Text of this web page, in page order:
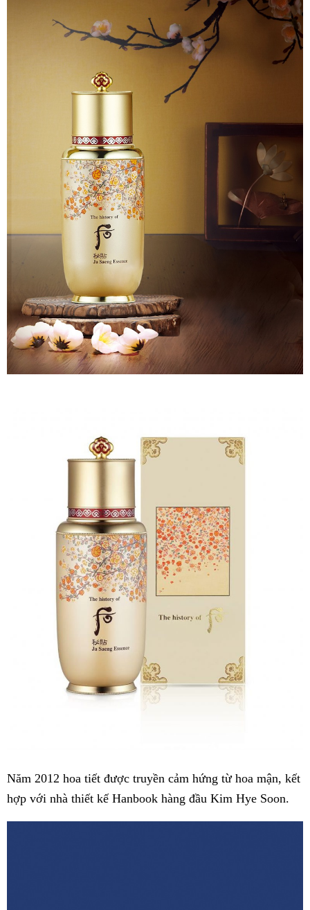
Năm 2012 hoa tiết được truyền cảm hứng từ hoa mận, kết
hợp với nhà thiết kế Hanbook hàng đầu Kim Hye Soon.